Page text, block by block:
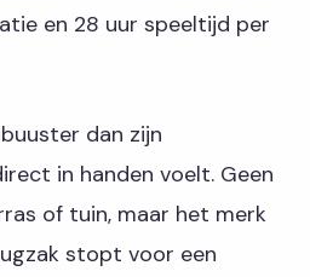
en 28 uur speeltijd per
dan zijn
in handen voelt. Geen
of tuin, maar het merk
stopt voor een